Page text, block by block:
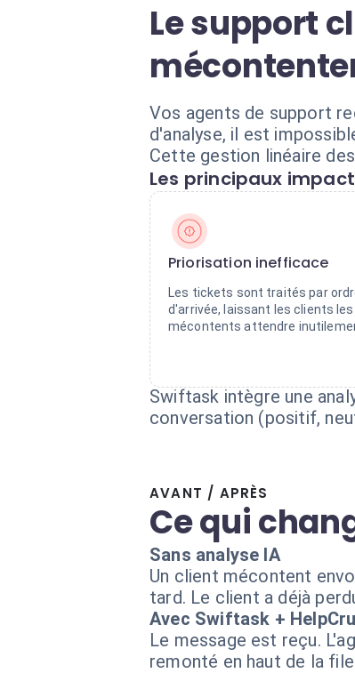
Le support
Vos agents de support
d'analyse, il est
Cette gestion linéaire
Les principaux
Priorisation inefficace
Les tickets sont traités par
d'arrivée, laissant les clients les
mécontents attendre
Swiftask intègre une
conversation (positif,
AVANT / APRÈS
Ce qui
Sans analyse IA
Un client mécontent
tard. Le client a déjà
Avec Swiftask +
Le message est reçu.
remonté en haut de la